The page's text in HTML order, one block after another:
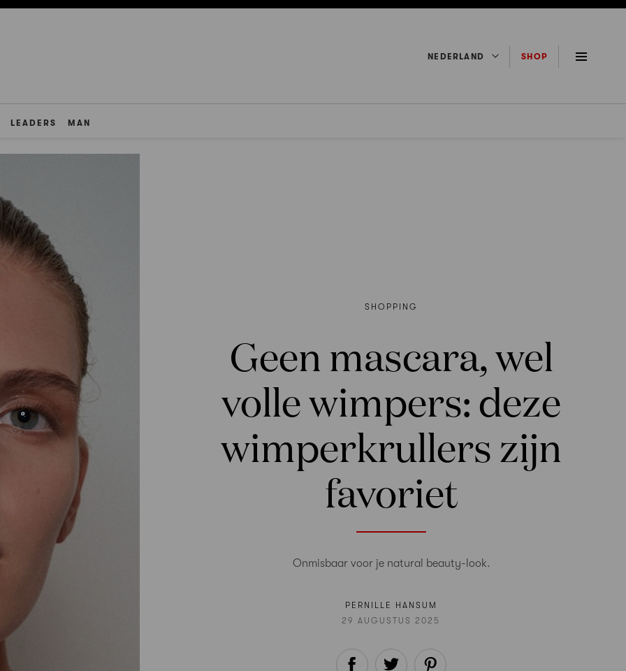
NEDERLAND SHOP
LEADERS MAN
SHOPPING
Geen mascara, wel
volle wimpers: deze
wimperkrullers zijn
favoriet
Onmisbaar voor je natural beauty-look.
PERNILLE HANSUM
29 AUGUSTUS 2025